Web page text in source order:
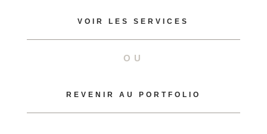
VOIR LES SERVICES
OU
REVENIR AU PORTFOLIO